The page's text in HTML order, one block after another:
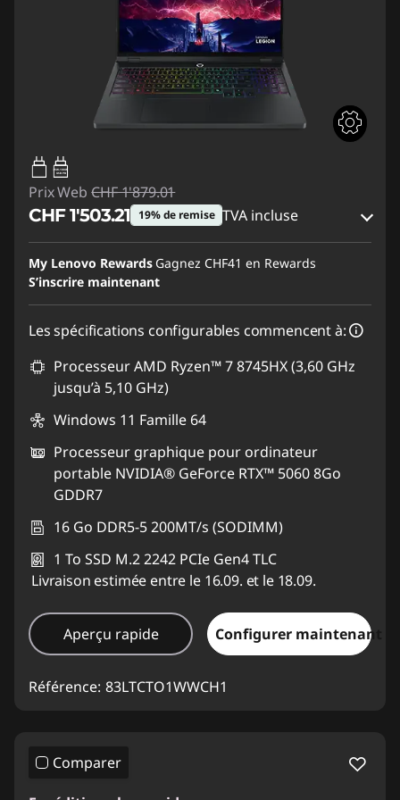
65W-100W
USB PD
Prix Web CHF 1'879.01
CHF 1'503.21 19% de remise TVA incluse
Bons de réduction en ligne :-CHF 375.80
Code de réduction :
My Lenovo Rewards Gagnez CHF41 en Rewards
S’inscrire maintenant
Les spécifications configurables commencent à:
Processeur AMD Ryzen™ 7 8745HX (3,60 GHz
jusqu’à 5,10 GHz)
Windows 11 Famille 64
Processeur graphique pour ordinateur
portable NVIDIA® GeForce RTX™ 5060 8Go
GDDR7
16 Go DDR5-5 200MT/s (SODIMM)
1 To SSD M.2 2242 PCIe Gen4 TLC
Livraison estimée entre le 16.09. et le 18.09.
Aperçu rapide Configurer maintenant
Référence: 83LTCTO1WWCH1
Comparer